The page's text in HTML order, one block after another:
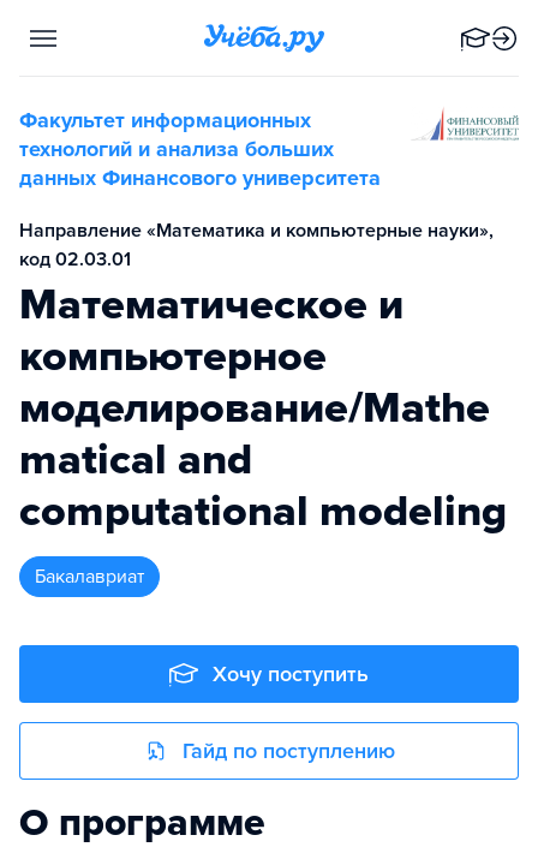
Факультет информационных
технологий и анализа больших
данных Финансового университета
Направление «Математика и компьютерные науки»,
код 02.03.01
Математическое и
компьютерное
моделирование/Mathe
matical and
computational modeling
бакалавриат
Хочу поступить
Гайд по поступлению
О программе